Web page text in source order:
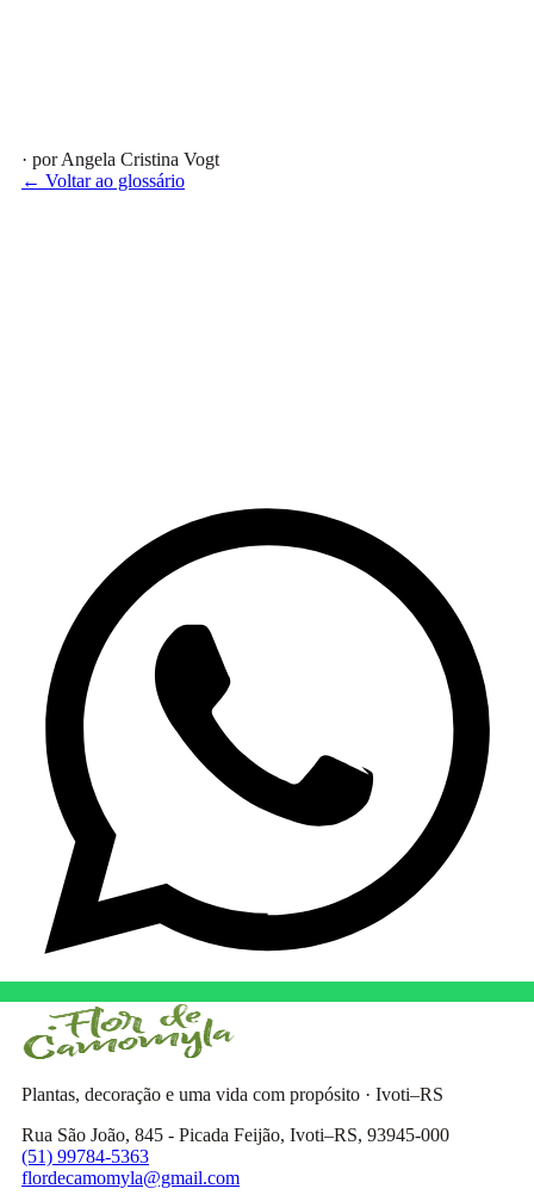
· por Angela Cristina Vogt
← Voltar ao glossário
Plantas, decoração e uma vida com propósito · Ivoti–RS
Rua São João, 845 - Picada Feijão, Ivoti–RS, 93945-000
(51) 99784-5363
flordecamomyla@gmail.com